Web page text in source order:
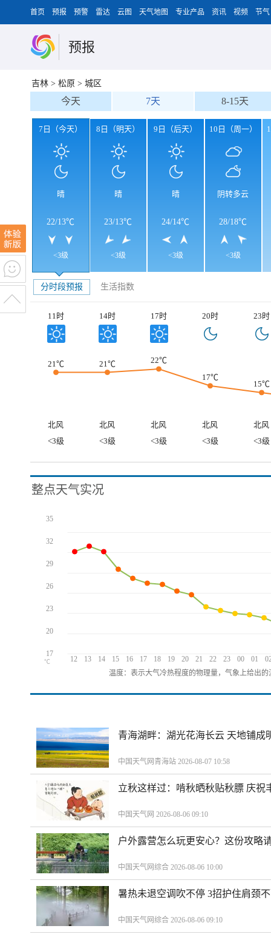
首页 预报 预警 雷达 云图 天气地图 专业产品 资讯 视频 节气
预报
吉林 > 松原 > 城区
今天 7天 8-15天
7日（今天）
晴
22/13℃
<3级
8日（明天）
晴
23/13℃
<3级
9日（后天）
晴
24/14℃
<3级
10日（周一）
阴转多云
28/18℃
<3级
分时段预报 生活指数
11时 14时 17时 20时 23时
21℃ 21℃
22℃
17℃
15℃
北风 北风 北风 北风
北风
<3级
<3级 <3级 <3级 <3级
整点天气实况
12 13 14 15 16 17 18 19 20 21 22 23 00 01
35
32
29
26
23
20
17
℃
温度：表示大气冷热程度的物理量，气象上给出
青海湖畔：湖光花海长云 天地铺成
中国天气网青海站 2026-08-07 10:58
立秋这样过：啃秋晒秋贴秋膘 庆祝
中国天气网 2026-08-06 09:10
户外露营怎么玩更安心？这份攻略
中国天气网综合 2026-08-06 10:00
暑热未退空调吹不停 3招护住肩颈
中国天气网综合 2026-08-06 09:10